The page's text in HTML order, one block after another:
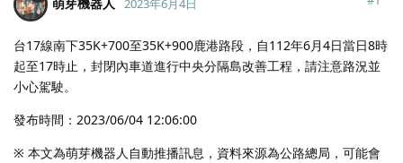
2023年6月4日
台17線南下35K+700至35K+900鹿港路段，自112年6月4日當日8時
起至17時止，封閉內車道進行中央分隔島改善工程，請注意路況並
小心駕駛。
發布時間：2023/06/04 12:06:00
※ 本文為萌芽機器人自動推播訊息，資料來源為公路總局，可能會